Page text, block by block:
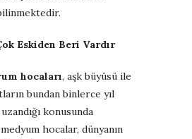
Eskiden Beri Vardır
hocaları, aşk büyüsü ile
bundan binlerce yıl
konusunda
hocalar, dünyanın